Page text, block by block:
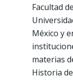
Facultad
México y
materias
Historia